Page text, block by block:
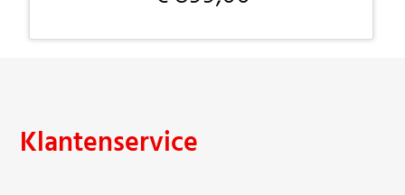
Klantenservice